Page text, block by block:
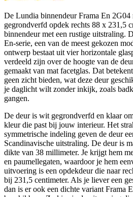
De Lundia binnendeur Frama En 2G04
gegrondverfd opdek rechts 88 x 231,5
binnendeur met een rustige uitstraling.
En-serie, een van de meest gekozen
ontwerp bestaat uit vier horizontale
verdeeld zijn over de hoogte van de
gemaakt van mat facetglas. Dat
geen zicht bieden, wat deze deur
je daglicht wilt zonder inkijk, zoals
gangen.
De deur is wit gegrondverfd en klaar
kleur die past bij jouw interieur. Het
symmetrische indeling geven de deur
Scandinavische uitstraling. De deur is
dikte van 38 millimeter. Je krijgt hem
en paumellegaten, waardoor je hem
uitvoering is een opdekdeur die naar
bij 231,5 centimeter. Als je liever een
dan is er ook een dichte variant Frama